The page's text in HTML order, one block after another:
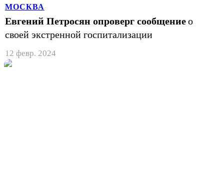
МОСКВА
Евгений Петросян опроверг сообщениео
своей экстренной госпитализации
12 февр. 2024